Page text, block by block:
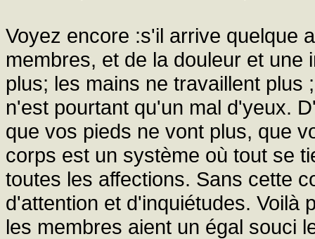
Voyez encore :s'il arrive quelque
membres, et de la douleur et
plus; les mains ne travaillent
n'est pourtant qu'un mal d'yeux.
que vos pieds ne vont plus, que
corps est un système où tout se
toutes les affections. Sans cette
d'attention et d'inquiétudes. Voilà
les membres aient un égal souci